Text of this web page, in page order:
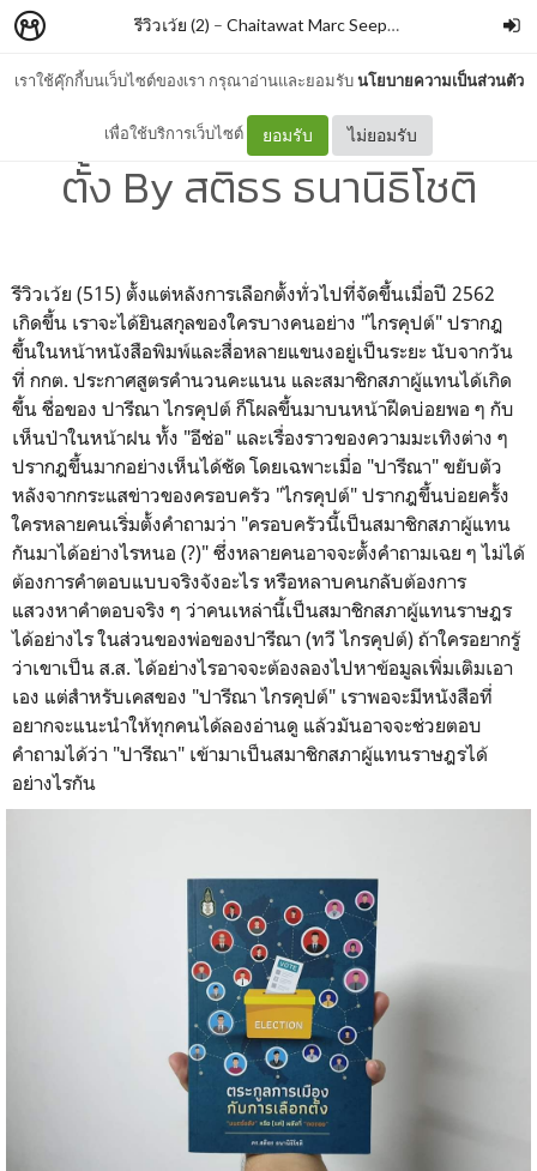
เราใช้คุ๊กกี้บนเว็บไซต์ของเรา กรุณาอ่านและยอมรับนโยบายความเป็นส่วนตัว
เพื่อใช้บริการเว็บไซต์ ยอมรับ ไม่ยอมรับ
รีวิวเว้ย (2) – Chaitawat Marc Seephongsai
ตระกูลการเมืองกับการเลือก
ตั้ง By สติธร ธนานิธิโชติ
รีวิวเว้ย (515) ตั้งแต่หลังการเลือกตั้งทั่วไปที่จัดขึ้นเมื่อปี 2562
เกิดขึ้น เราจะได้ยินสกุลของใครบางคนอย่าง "ไกรคุปต์" ปรากฎ
ขึ้นในหน้าหนังสือพิมพ์และสื่อหลายแขนงอยู่เป็นระยะ นับจากวัน
ที่ กกต. ประกาศสูตรคำนวนคะแนน และสมาชิกสภาผู้แทนได้เกิด
ขึ้น ชื่อของ ปารีณา ไกรคุปต์ ก็โผลขึ้นมาบนหน้าฝีดบ่อยพอ ๆ กับ
เห็นป่าในหน้าฝน ทั้ง "อีช่อ" และเรื่องราวของความมะเทิงต่าง ๆ
ปรากฎขึ้นมากอย่างเห็นได้ชัด โดยเฉพาะเมื่อ "ปารีณา" ขยับตัว
หลังจากกระแสข่าวของครอบครัว "ไกรคุปต์" ปรากฎขึ้นบ่อยครั้ง
ใครหลายคนเริ่มตั้งคำถามว่า "ครอบครัวนี้เป็นสมาชิกสภาผู้แทน
กันมาได้อย่างไรหนอ (?)" ซึ่งหลายคนอาจจะตั้งคำถามเฉย ๆ ไม่ได้
ต้องการคำตอบแบบจริงจังอะไร หรือหลาบคนกลับต้องการ
แสวงหาคำตอบจริง ๆ ว่าคนเหล่านี้เป็นสมาชิกสภาผู้แทนราษฎร
ได้อย่างไร ในส่วนของพ่อของปารีณา (ทวี ไกรคุปต์) ถ้าใครอยากรู้
ว่าเขาเป็น ส.ส. ได้อย่างไรอาจจะต้องลองไปหาข้อมูลเพิ่มเติมเอา
เอง แต่สำหรับเคสของ "ปารีณา ไกรคุปต์" เราพอจะมีหนังสือที่
อยากจะแนะนำให้ทุกคนได้ลองอ่านดู แล้วมันอาจจะช่วยตอบ
คำถามได้ว่า "ปารีณา" เข้ามาเป็นสมาชิกสภาผู้แทนราษฎรได้
อย่างไรกัน